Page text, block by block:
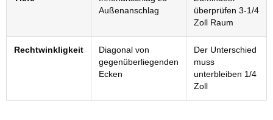
Außenanschlag
überprüfen 3-1/4
Zoll Raum
Rechtwinkligkeit
Diagonal von
gegenüberliegenden
Ecken
Der Unterschied
muss
unterbleiben 1/4
Zoll